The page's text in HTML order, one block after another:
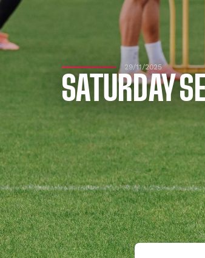
29/11/2025
SATURDAY